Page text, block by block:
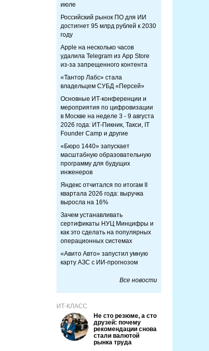
июле
Российский рынок ПО для ИИ
достигнет 95 млрд рублей к 2030
году
Apple на несколько часов
удалила Telegram из App Store
из-за запрещенного контента
«Тантор Лабс» стала
владельцем СУБД «Персей»
Основные ИТ-конференции и
мероприятия по цифровизации
в Москве на неделе 3 - 9 августа
2026 года: ИТ-Пикник, Такси, IT
Founder Camp и другие
«Бюро 1440» запускает
масштабную образовательную
программу для будущих
инженеров
Яндекс отчитался по итогам II
квартала 2026 года: выручка
выросла на 16%
Зачем устанавливать
сертификаты НУЦ Минцифры и
как это сделать на популярных
операционных системах
«Авито Авто» запустил умную
карту АЗС с ИИ-прогнозом
Все новости
ИТ-КЛАСС
Не сто резюме, а сто
друзей: почему
рекомендации снова
стали валютой
рынка труда